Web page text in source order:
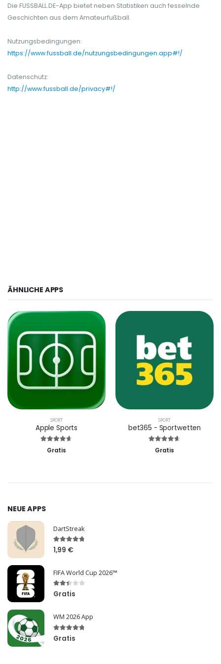
Die FUSSBALL.DE-App bietet neben Statistiken auch fesselnde
Geschichten aus dem Amateurfußball.
Nutzungsbedingungen:
https://www.fussball.de/nutzungsbedingungen.app#!/
Datenschutz:
http://www.fussball.de/privacy#!/
ÄHNLICHE APPS
SPORT
Apple Sports
Gratis
SPORT
bet365 - Sportwetten
Gratis
NEUE APPS
DartStreak
1,99 €
FIFA World Cup 2026™
Gratis
WM 2026 App
Gratis